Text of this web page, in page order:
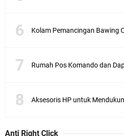
Aksesoris HP untuk
Anti Right Click